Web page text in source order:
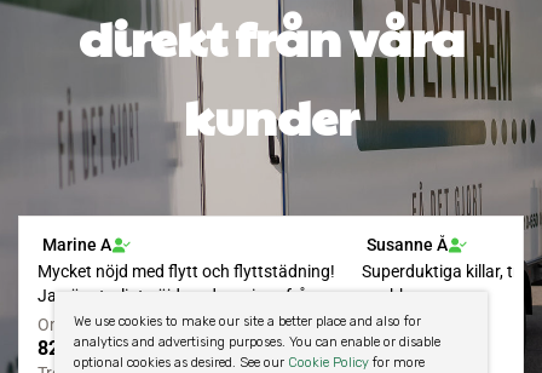
direkt från våra
kunder
We use cookies to make our site a better place and also for
analytics and advertising purposes. You can enable or disable
optional cookies as desired. See our Cookie Policyfor more